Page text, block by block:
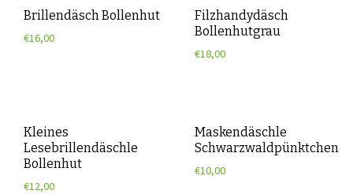
Brillendäsch Bollenhut
€16,00
Filzhandydäsch
Bollenhutgrau
€18,00
Kleines
Lesebrillendäschle
Bollenhut
€12,00
Maskendäschle
Schwarzwaldpünktchen
€10,00